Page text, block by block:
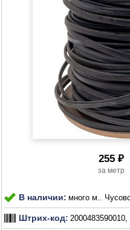
255 ₽
В наличии: много м..
Штрих-код: